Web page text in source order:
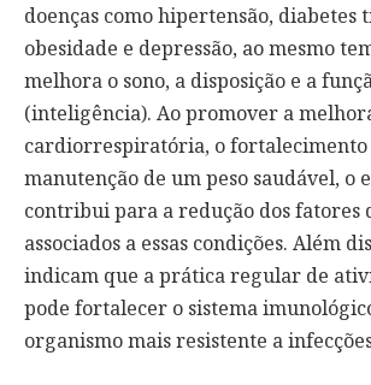
doenças como hipertensão, diabetes
obesidade e depressão, ao mesmo
melhora o sono, a disposição e a
(inteligência). Ao promover a
cardiorrespiratória, o fortalecimento
manutenção de um peso saudável, o
contribui para a redução dos fatores
associados a essas condições. Além
indicam que a prática regular de
pode fortalecer o sistema
organismo mais resistente a